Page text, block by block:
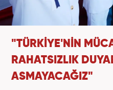
"TÜRKİYE'NİN
RAHATSIZLIK
ASMAYACAĞIZ"